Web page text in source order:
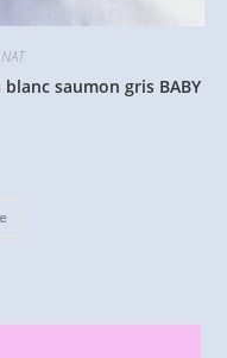
saumon gris BABY